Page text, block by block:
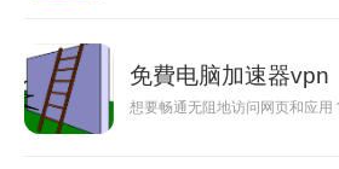
免費电脑加速器vpn
想要畅通无阻地访问网页和应